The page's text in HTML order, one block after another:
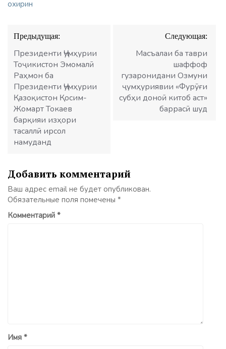
охирин
Навигация
по
записям
Предыдущая:
Президенти Ҷумҳурии
Тоҷикистон Эмомалӣ
Раҳмон ба
Президенти Ҷумҳурии
Қазоқистон Қосим-
Жомарт Токаев
барқияи изҳори
тасаллӣ ирсол
намуданд
Следующая:
Масъалаи ба таври
шаффоф
гузаронидани Озмуни
ҷумҳуриявии «Фурӯғи
субҳи доноӣ китоб аст»
баррасӣ шуд
Добавить комментарий
Ваш адрес email не будет опубликован.
Обязательные поля помечены *
Комментарий *
Имя *